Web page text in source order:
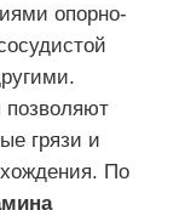
опорно-
позволяют
грязи и
По